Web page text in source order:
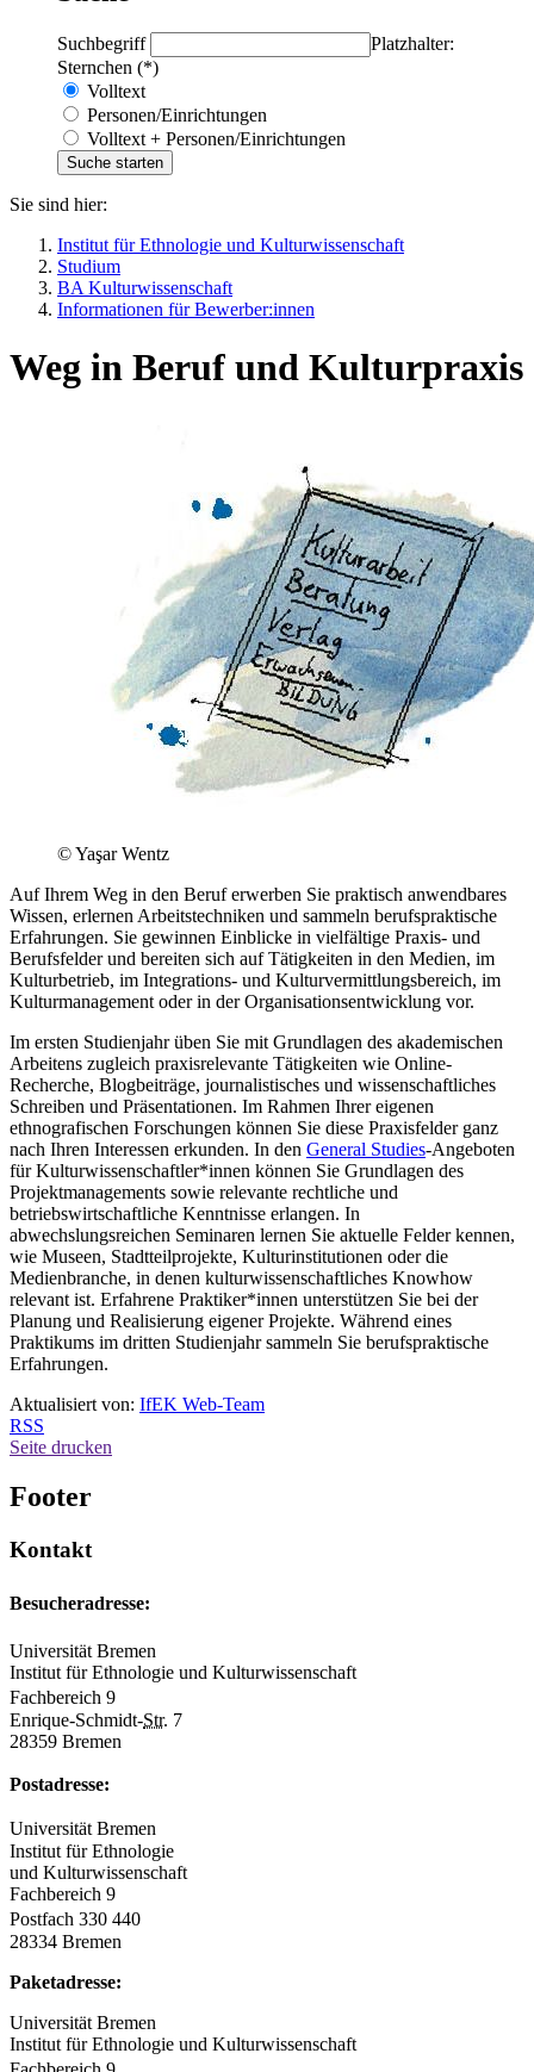
Suchbegriff
Platzhalter:
Sternchen (*)
Volltext
Personen/Einrichtungen
Volltext + Personen/Einrichtungen
Sie sind hier:
Institut für Ethnologie und Kulturwissenschaft
Studium
BA Kulturwissenschaft
Informationen für Bewerber:innen
Weg in Beruf und Kulturpraxis
© Yaşar Wentz
Auf Ihrem Weg in den Beruf erwerben Sie praktisch anwendbares
Wissen, erlernen Arbeitstechniken und sammeln berufspraktische
Erfahrungen. Sie gewinnen Einblicke in vielfältige Praxis- und
Berufsfelder und bereiten sich auf Tätigkeiten in den Medien, im
Kulturbetrieb, im Integrations- und Kulturvermittlungsbereich, im
Kulturmanagement oder in der Organisationsentwicklung vor.
Im ersten Studienjahr üben Sie mit Grundlagen des akademischen
Arbeitens zugleich praxisrelevante Tätigkeiten wie Online-
Recherche, Blogbeiträge, journalistisches und wissenschaftliches
Schreiben und Präsentationen. Im Rahmen Ihrer eigenen
ethnografischen Forschungen können Sie diese Praxisfelder ganz
nach Ihren Interessen erkunden. In den General Studies-Angeboten
für Kulturwissenschaftler*innen können Sie Grundlagen des
Projektmanagements sowie relevante rechtliche und
betriebswirtschaftliche Kenntnisse erlangen. In
abwechslungsreichen Seminaren lernen Sie aktuelle Felder kennen,
wie Museen, Stadtteilprojekte, Kulturinstitutionen oder die
Medienbranche, in denen kulturwissenschaftliches Knowhow
relevant ist. Erfahrene Praktiker*innen unterstützen Sie bei der
Planung und Realisierung eigener Projekte. Während eines
Praktikums im dritten Studienjahr sammeln Sie berufspraktische
Erfahrungen.
Aktualisiert von: IfEK Web-Team
RSS
Seite drucken
Footer
Kontakt
Besucheradresse:
Universität Bremen
Institut für Ethnologie und Kulturwissenschaft
Fachbereich 9
Enrique-Schmidt-Str. 7
28359 Bremen
Postadresse:
Universität Bremen
Institut für Ethnologie
und Kulturwissenschaft
Fachbereich 9
Postfach 330 440
28334 Bremen
Paketadresse:
Universität Bremen
Institut für Ethnologie und Kulturwissenschaft